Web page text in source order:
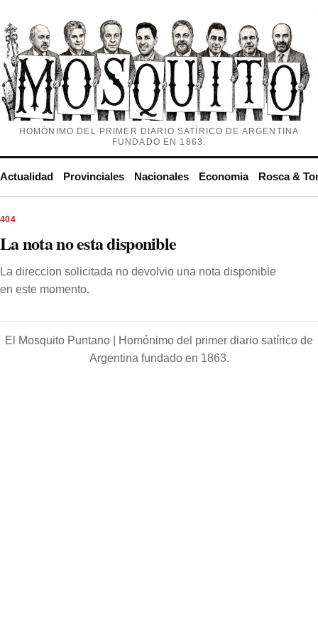
HOMÓNIMO DEL PRIMER DIARIO SATÍRICO DE ARGENTINA
FUNDADO EN 1863.
Actualidad Provinciales Nacionales Economia Rosca &
404
La nota no esta disponible
La direccion solicitada no devolvio una nota disponible
en este momento.
El Mosquito Puntano |
Homónimo del primer diario satírico de
Argentina fundado en 1863.